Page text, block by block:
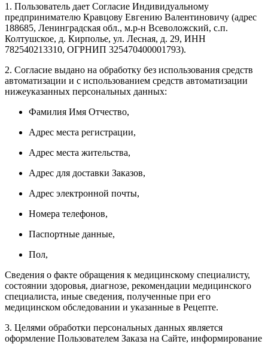
1. Пользователь дает Согласие Индивидуальному
предпринимателю Кравцову Евгению Валентиновичу (адрес
188685, Ленинградская обл., м.р-н Всеволожский, с.п.
Колтушское, д. Кирполье, ул. Лесная, д. 29, ИНН
782540213310, ОГРНИП 325470400001793).
2. Согласие выдано на обработку без использования средств
автоматизации и с использованием средств автоматизации
нижеуказанных персональных данных:
Фамилия Имя Отчество,
Адрес места регистрации,
Адрес места жительства,
Адрес для доставки Заказов,
Адрес электронной почты,
Номера телефонов,
Паспортные данные,
Пол,
Сведения о факте обращения к медицинскому специалисту,
состоянии здоровья, диагнозе, рекомендации медицинского
специалиста, иные сведения, полученные при его
медицинском обследовании и указанные в Рецепте.
3. Целями обработки персональных данных является
оформление Пользователем Заказа на Сайте, информирование